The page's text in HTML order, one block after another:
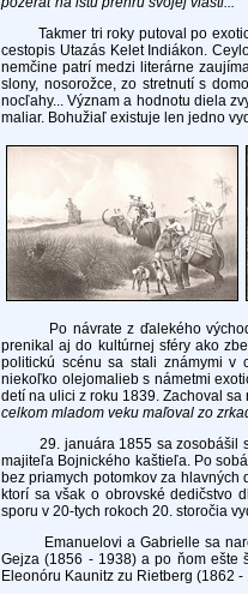
Takmer tri roky putoval po
cestopis Utazás Kelet Indiákon.
nemčine patrí medzi literárne
slony, nosorožce, zo stretnutí s
nocľahy... Význam a hodnotu diela
maliar. Bohužiaľ existuje len jedno
Po návrate z ďalekého východu
prenikal aj do kultúrnej sféry ako
politickú scénu sa stali známymi v
niekoľko olejomalieb s námetmi
detí na ulici z roku 1839. Zachoval
celkom mladom veku maľoval zo
29. januára 1855 sa zosobášil s
majiteľa Bojnického kaštieľa. Po
bez priamych potomkov za
ktorí sa však o obrovské dedičstvo
sporu v 20-tych rokoch 20. storočia
Emanuelovi a Gabrielle sa
Gejza (1856 - 1938) a po ňom ešte
Eleonóru Kaunitz zu Rietberg (1862